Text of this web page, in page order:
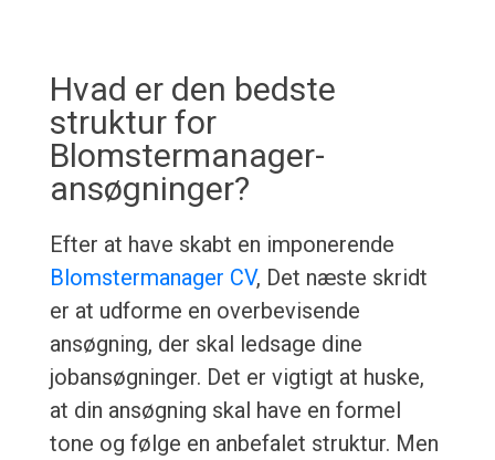
Hvad er den bedste
struktur for
Blomstermanager-
ansøgninger?
Efter at have skabt en imponerende
Blomstermanager CV, Det næste skridt
er at udforme en overbevisende
ansøgning, der skal ledsage dine
jobansøgninger. Det er vigtigt at huske,
at din ansøgning skal have en formel
tone og følge en anbefalet struktur. Men